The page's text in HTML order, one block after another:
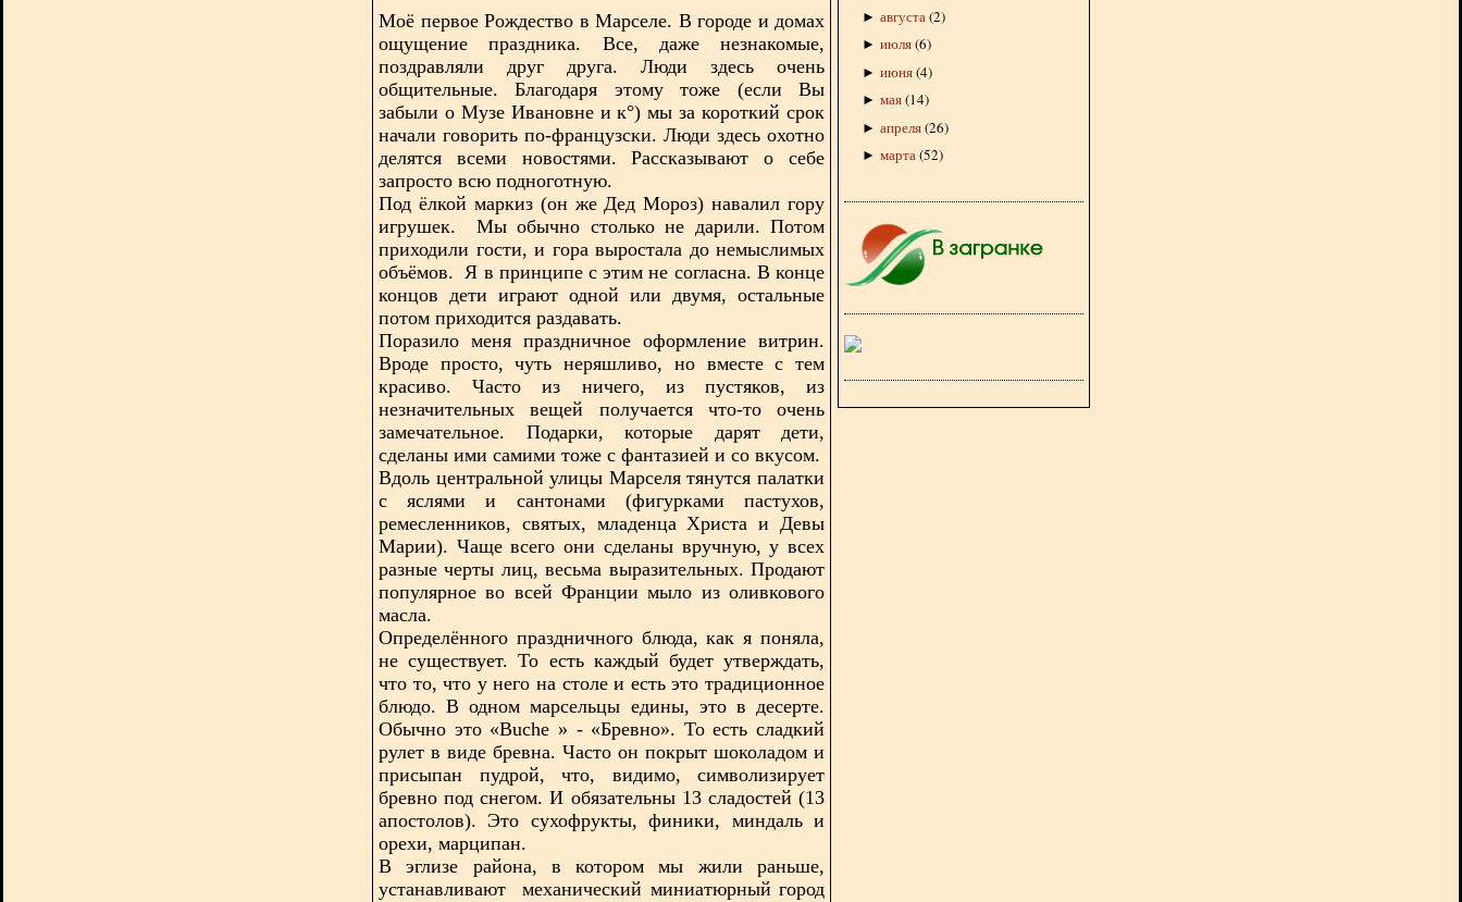
Моё первое Рождество в Марселе. В городе и домах
ощущение праздника. Все, даже незнакомые,
поздравляли друг друга. Люди здесь очень
общительные. Благодаря этому тоже (если Вы
забыли о Музе Ивановне и к°) мы за короткий срок
начали говорить по-французски. Люди здесь охотно
делятся всеми новостями. Рассказывают о себе
запросто всю подноготную.
Под ёлкой маркиз (он же Дед Мороз) навалил гору
игрушек. Мы обычно столько не дарили. Потом
приходили гости, и гора выростала до немыслимых
объёмов. Я в принципе с этим не согласна. В конце
концов дети играют одной или двумя, остальные
потом приходится раздавать.
Поразило меня праздничное оформление витрин.
Вроде просто, чуть неряшливо, но вместе с тем
красиво. Часто из ничего, из пустяков, из
незначительных вещей получается что-то очень
замечательное. Подарки, которые дарят дети,
сделаны ими самими тоже с фантазией и со вкусом.
Вдоль центральной улицы Марселя тянутся палатки
с яслями и сантонами (фигурками пастухов,
ремесленников, святых, младенца Христа и Девы
Марии). Чаще всего они сделаны вручную, у всех
разные черты лиц, весьма выразительных. Продают
популярное во всей Франции мыло из оливкового
масла.
Определённого праздничного блюда, как я поняла,
не существует. То есть каждый будет утверждать,
что то, что у него на столе и есть это традиционное
блюдо. В одном марсельцы едины, это в десерте.
Обычно это «Buche » - «Бревно». То есть сладкий
рулет в виде бревна. Часто он покрыт шоколадом и
присыпан пудрой, что, видимо, символизирует
бревно под снегом. И обязательны 13 сладостей (13
апостолов). Это сухофрукты, финики, миндаль и
орехи, марципан.
В эглизе района, в котором мы жили раньше,
устанавливают механический миниатюрный город
► августа(2)
► июля(6)
► июня(4)
► мая(14)
► апреля(26)
► марта(52)